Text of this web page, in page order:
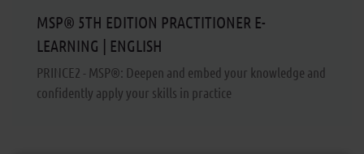
MSP® 5TH EDITION PRACTITIONER E-
LEARNING | ENGLISH
PRINCE2 - MSP®: Deepen and embed your knowledge and
confidently apply your skills in practice